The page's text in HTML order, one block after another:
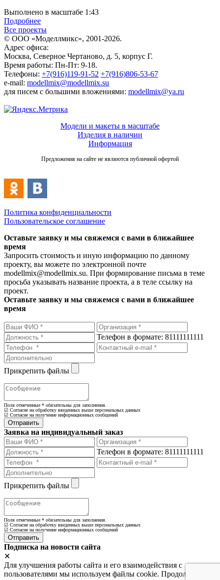
Выполнено в масштабе 1:43
Подробнее
Все проекты
© ООО «Моделлмикс», 2001-2026.
Адрес офиса:
Москва, Северное Чертаново, д. 5, корпус Г.
Время работы: Пн-Пт: 9-18.
Телефоны: +7(916)119-91-52 +7(916)806-53-67
e-mail: modellmix@modellmix.su
для писем с большими вложениями: modellmix@ya.ru
Модели и макеты в масштабе
Изделия в наличии
Информация
Предложения на сайте не являются публичной офертой
Политика конфиденциальности
Пользовательское соглашение
Оставьте заявку и мы свяжемся с вами в ближайшее
время
Запросить стоимость и иную информацию по данному
проекту, вы можете по электронной почте
modellmix@modellmix.su. При формирование письма в теме
просьба указывать название проекта, а в теле ссылку на
проект.
Оставьте заявку и мы свяжемся с вами в ближайшее
время
Телефон в формате: 81111111111
Прикрепить файлы
Поля отмеченные * обязательны для заполнения.
☑ Согласие на обработку введенных выше персональных данных
☑ Согласие на получение информационных сообщений
Заявка на индивидуальный заказ
Телефон в формате: 81111111111
Прикрепить файлы
Поля отмеченные * обязательны для заполнения.
☑ Согласие на обработку введенных выше персональных данных
☑ Согласие на получение информационных сообщений
Подписка на новости сайта
✕
Для улучшения работы сайта и его взаимодействия с
пользователями мы используем файлы cookie. Продолжая